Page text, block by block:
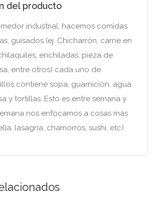
del producto
industrial, hacemos comidas
guisados (ej. Chicharrón, carne en
enchiladas, pieza de
entre otros) cada uno de
contiene sopa, guarnición, agua
y tortillas. Esto es entre semana y
nos enfocamos a cosas más
lasagna, chamorros, sushi, etc)